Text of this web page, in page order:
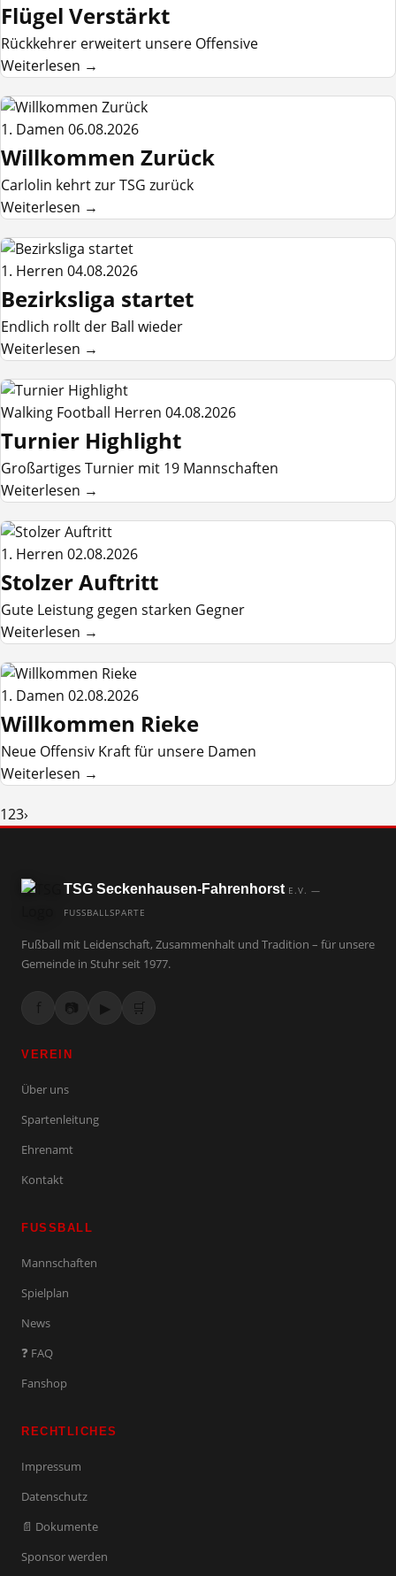
Flügel Verstärkt
Rückkehrer erweitert unsere Offensive
Weiterlesen →
1. Damen 06.08.2026
Willkommen Zurück
Carlolin kehrt zur TSG zurück
Weiterlesen →
1. Herren 04.08.2026
Bezirksliga startet
Endlich rollt der Ball wieder
Weiterlesen →
Walking Football Herren 04.08.2026
Turnier Highlight
Großartiges Turnier mit 19 Mannschaften
Weiterlesen →
1. Herren 02.08.2026
Stolzer Auftritt
Gute Leistung gegen starken Gegner
Weiterlesen →
1. Damen 02.08.2026
Willkommen Rieke
Neue Offensiv Kraft für unsere Damen
Weiterlesen →
123›
TSG Seckenhausen-Fahrenhorst E.V. —
FUSSBALLSPARTE
Fußball mit Leidenschaft, Zusammenhalt und Tradition – für unsere
Gemeinde in Stuhr seit 1977.
f 📷 ▶ 🛒
VEREIN
Über uns
Spartenleitung
Ehrenamt
Kontakt
FUSSBALL
Mannschaften
Spielplan
News
❓ FAQ
Fanshop
RECHTLICHES
Impressum
Datenschutz
📄 Dokumente
Sponsor werden